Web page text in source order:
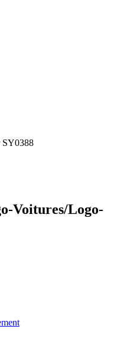
SY0388
Voitures/Logo-